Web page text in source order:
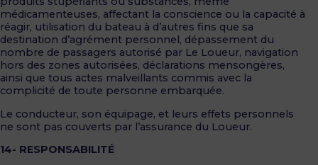
médicamenteuses, affectant la conscience ou la capacité à
réagir, utilisation du bateau à d’autres fins que sa
destination d’agrément personnel, dépassement du
nombre de passagers autorisé par Le Loueur, navigation
hors des zones autorisées, déclarations mensongères,
ainsi que tous actes malveillants commis avec la
complicité de toute personne embarquée.
Le conducteur, son équipage, et leurs effets personnels
ne sont pas couverts par l’assurance du Loueur.
14- RESPONSABILITÉ